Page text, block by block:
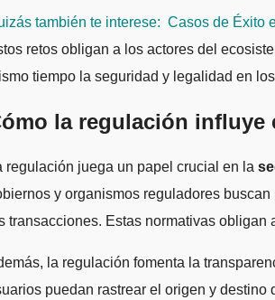
también te interese: Casos de Éxito
retos obligan a los actores del
tiempo la seguridad y legalidad en
la regulación influye
regulación juega un papel crucial en la
y organismos reguladores
transacciones. Estas normativas
la regulación fomenta la
puedan rastrear el origen y